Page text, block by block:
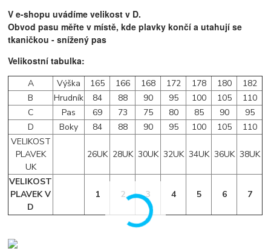
V e-shopu uvádíme velikost v D.
Obvod pasu měřte v místě, kde plavky končí a utahují se
tkaničkou - snížený pas
Velikostní tabulka:
A Výška 165 166 168 172 178 180
182
B
Hrudník 84 88 90 95 100 105
110
C
Pas 69 73 75 80 85 90
95
D
Boky 84 88 90 95 100 105
110
VELIKOST
PLAVEK
UK
26UK 28UK 30UK 32UK 34UK 36UK 38UK
VELIKOST
PLAVEK V
D
1 2 3 4 5 6 7